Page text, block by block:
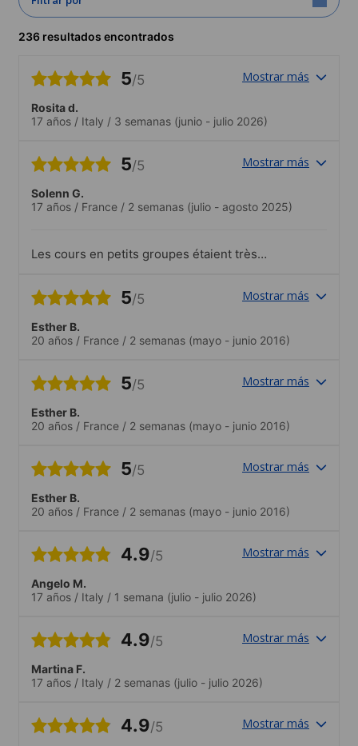
236 resultados encontrados
5/5 Mostrar más
Rosita d.
17 años / Italy / 3 semanas (junio - julio 2026)
5/5 Mostrar más
Solenn G.
17 años / France / 2 semanas (julio - agosto 2025)
Les cours en petits groupes étaient très
5/5 Mostrar más
Esther B.
20 años / France / 2 semanas (mayo - junio 2016)
5/5 Mostrar más
Esther B.
20 años / France / 2 semanas (mayo - junio 2016)
5/5 Mostrar más
Esther B.
20 años / France / 2 semanas (mayo - junio 2016)
4.9/5 Mostrar más
Angelo M.
17 años / Italy / 1 semana (julio - julio 2026)
4.9/5 Mostrar más
Martina F.
17 años / Italy / 2 semanas (julio - julio 2026)
4.9/5 Mostrar más